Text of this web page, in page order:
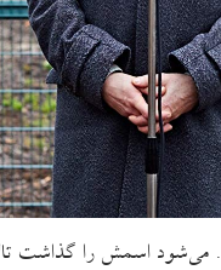
شهرستان شوآندورف، پالاتیناته‌ی علیا، بایرن، آلمان